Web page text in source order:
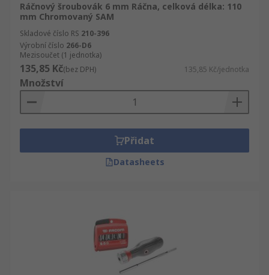
Ráčnový šroubovák 6 mm Ráčna, celková délka: 110
mm Chromovaný SAM
Skladové číslo RS 210-396
Výrobní číslo 266-D6
Mezisoučet (1 jednotka)
135,85 Kč(bez DPH) 135,85 Kč/jednotka
Množství
Přidat
Datasheets